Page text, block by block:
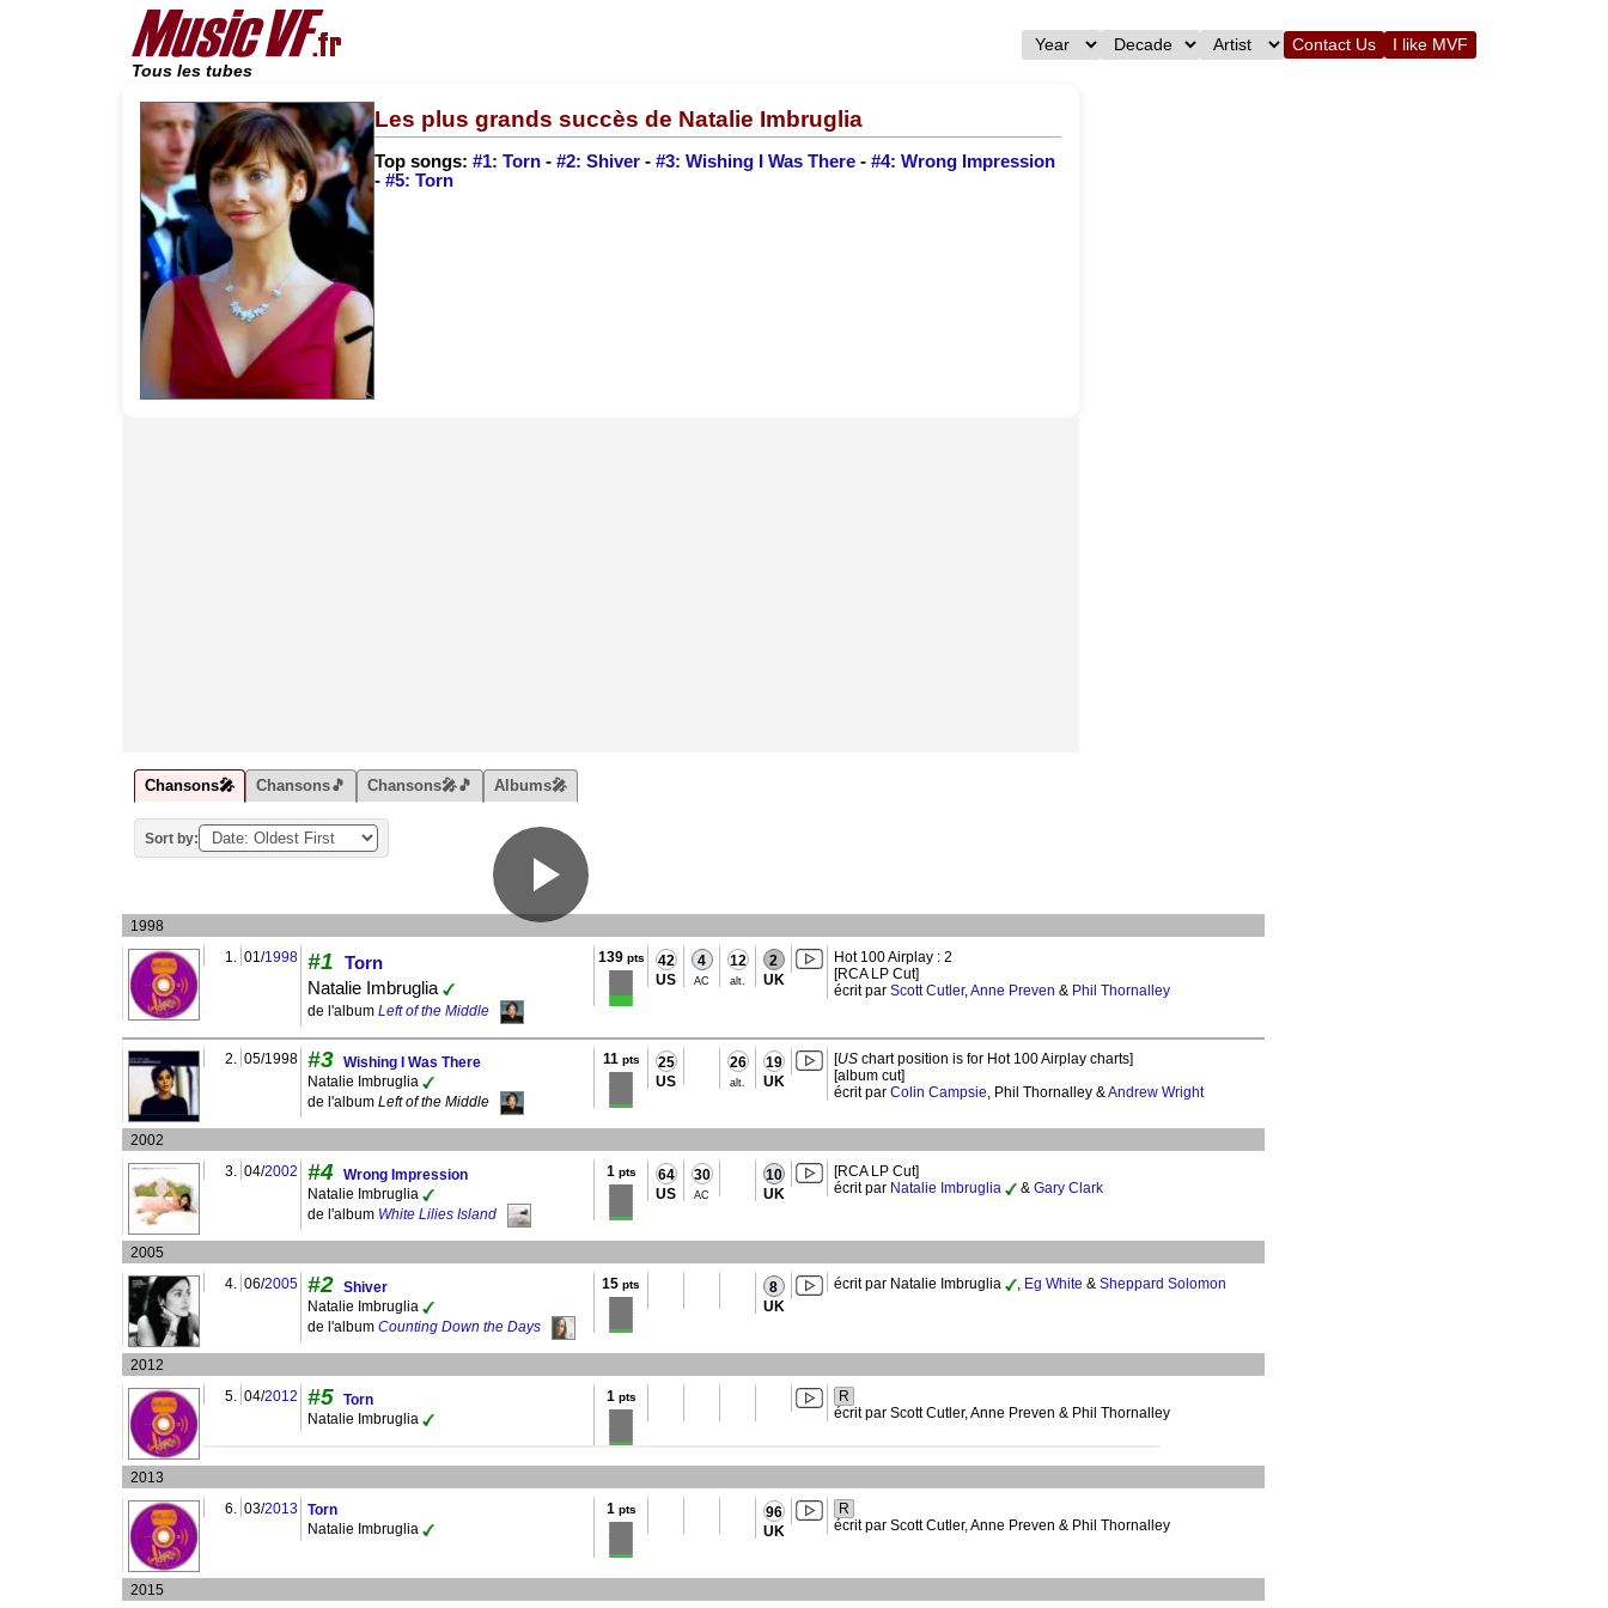
Tous les tubes
Contact Us I like MVF
Les plus grands succès de Natalie Imbruglia
Top songs: #1: Torn - #2: Shiver - #3: Wishing I Was There - #4: Wrong Impression
- #5: Torn
Chansons🎤 Chansons🎵 Chansons🎤🎵 Albums🎤
Sort by:
1998
1. 01/1998 #1 Torn
Natalie Imbruglia
de l'album Left of the Middle
139pts 42
US
4
AC
12
alt.
2
UK
Hot 100 Airplay : 2
[RCA LP Cut]
écrit par Scott Cutler,Anne Preven & Phil Thornalley
2. 05/1998 #3 Wishing I Was There
Natalie Imbruglia
de l'album Left of the Middle
11pts 25
US
26
alt.
19
UK
[US chart position is for Hot 100 Airplay charts]
[album cut]
écrit par Colin Campsie, Phil Thornalley &Andrew Wright
2002
3. 04/2002 #4 Wrong Impression
Natalie Imbruglia
de l'album White Lilies Island
1pts 64
US
30
AC
10
UK
[RCA LP Cut]
écrit par Natalie Imbruglia & Gary Clark
2005
4. 06/2005 #2 Shiver
Natalie Imbruglia
de l'album Counting Down the Days
15 pts 8
UK
écrit par Natalie Imbruglia , Eg White & Sheppard Solomon
2012
5. 04/2012 #5 Torn
Natalie Imbruglia
1pts
R
écrit par Scott Cutler, Anne Preven & Phil Thornalley
2013
6. 03/2013
Torn
Natalie Imbruglia
1pts 96
UK
R
écrit par Scott Cutler, Anne Preven & Phil Thornalley
2015